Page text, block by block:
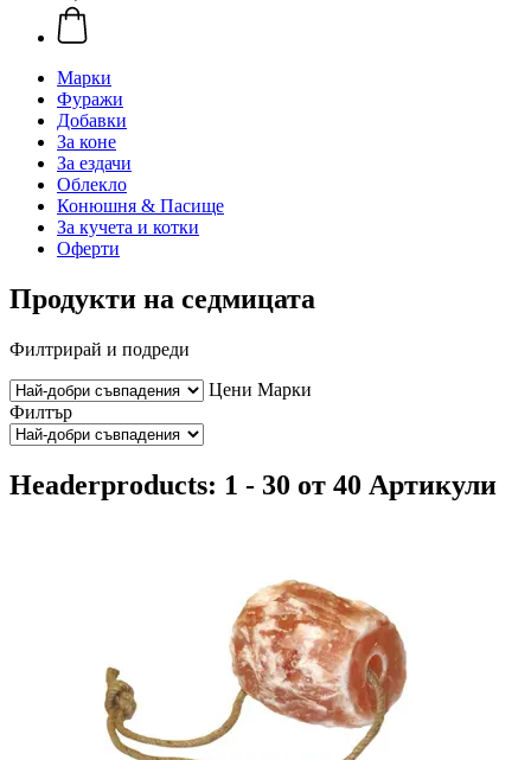
Марки
Фуражи
Добавки
За коне
За ездачи
Облекло
Конюшня & Пасище
За кучета и котки
Оферти
Продукти на седмицата
Филтрирай и подреди
Цени Марки
Филтър
Headerproducts: 1 - 30 от 40 Артикули